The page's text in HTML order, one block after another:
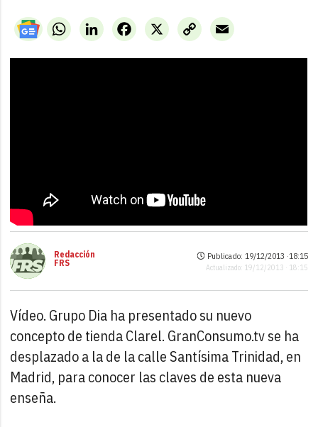
WhatsAppLinkedIn X
Facebook
Copy
Link
Email
Redacción
FRS
Publicado: 19/12/2013 ·18:15
Actualizado: 19/12/2013 · 18:15
Vídeo. Grupo Dia ha presentado su nuevo
concepto de tienda Clarel. GranConsumo.tv se ha
desplazado a la de la calle Santísima Trinidad, en
Madrid, para conocer las claves de esta nueva
enseña.